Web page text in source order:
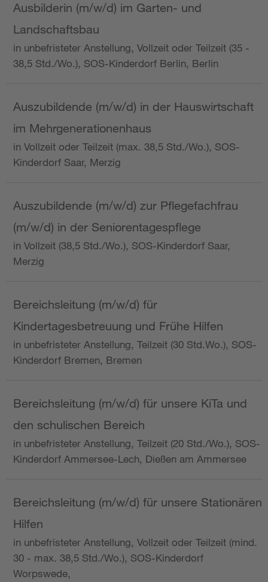
Ausbilderin (m/w/d) im Garten- und
Landschaftsbau
in unbefristeter Anstellung, Vollzeit oder Teilzeit (35 -
38,5 Std./Wo.), SOS-Kinderdorf Berlin, Berlin
Auszubildende (m/w/d) in der Hauswirtschaft
im Mehrgenerationenhaus
in Vollzeit oder Teilzeit (max. 38,5 Std./Wo.), SOS-
Kinderdorf Saar, Merzig
Auszubildende (m/w/d) zur Pflegefachfrau
(m/w/d) in der Seniorentagespflege
in Vollzeit (38,5 Std./Wo.), SOS-Kinderdorf Saar,
Merzig
Bereichsleitung (m/w/d) für
Kindertagesbetreuung und Frühe Hilfen
in unbefristeter Anstellung, Teilzeit (30 Std.Wo.), SOS-
Kinderdorf Bremen, Bremen
Bereichsleitung (m/w/d) für unsere KiTa und
den schulischen Bereich
in unbefristeter Anstellung, Teilzeit (20 Std./Wo.), SOS-
Kinderdorf Ammersee-Lech, Dießen am Ammersee
Bereichsleitung (m/w/d) für unsere Stationären
Hilfen
in unbefristeter Anstellung, Vollzeit oder Teilzeit (mind.
30 - max. 38,5 Std./Wo.), SOS-Kinderdorf
Worpswede,